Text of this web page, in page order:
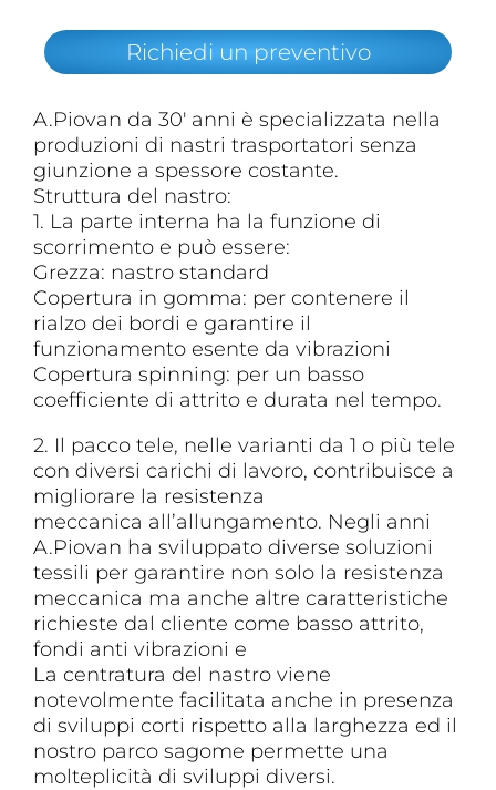
Richiedi un preventivo
A.Piovan da 30′ anni è specializzata nella
produzioni di nastri trasportatori senza
giunzione a spessore costante.
Struttura del nastro:
1. La parte interna ha la funzione di
scorrimento e può essere:
Grezza: nastro standard
Copertura in gomma: per contenere il
rialzo dei bordi e garantire il
funzionamento esente da vibrazioni
Copertura spinning: per un basso
coefficiente di attrito e durata nel tempo.
2. Il pacco tele, nelle varianti da 1 o più tele
con diversi carichi di lavoro, contribuisce a
migliorare la resistenza
meccanica all’allungamento. Negli anni
A.Piovan ha sviluppato diverse soluzioni
tessili per garantire non solo la resistenza
meccanica ma anche altre caratteristiche
richieste dal cliente come basso attrito,
fondi anti vibrazioni e
La centratura del nastro viene
notevolmente facilitata anche in presenza
di sviluppi corti rispetto alla larghezza ed il
nostro parco sagome permette una
molteplicità di sviluppi diversi.